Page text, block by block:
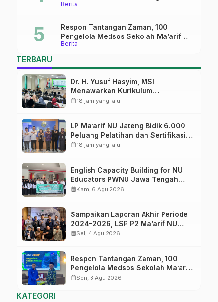
Berita
Batch#4; Membuka Jalan Menuju
Berita
Respon Tantangan Zaman, 100
Pengelola Medsos Sekolah Ma’arif
Pekalongan Ikuti Pelatihan Literasi
TERBARU
Dr. H. Yusuf Hasyim, MSI
Menawarkan Kurikulum
Diversifikasi, Harapan Baru dalam
calendar_month18 jam yang lalu
LP Ma’arif NU Jateng Bidik 6.000
Peluang Pelatihan dan Sertifikasi
bagi Lulusan SMK
calendar_month18 jam yang lalu
English Capacity Building for NU
Educators PWNU Jawa Tengah
Batch#4; Membuka Jalan Menuju
calendar_monthKam, 6 Agu 2026
Sampaikan Laporan Akhir Periode
2024–2026, LSP P2 Ma’arif NU
Jateng Mantapkan Sinergi Link and
calendar_monthSel, 4 Agu 2026
Respon Tantangan Zaman, 100
Pengelola Medsos Sekolah Ma’arif
Pekalongan Ikuti Pelatihan Literasi
calendar_monthSen, 3 Agu 2026
KATEGORI